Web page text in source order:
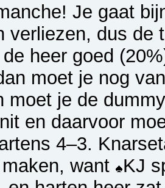
Je gaat
verliezen, dus de
heer goed
moet je nog
moet je de
en daarvoor
4–3.
want
KJ